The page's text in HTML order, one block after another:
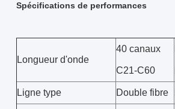
Spécifications de performances
Longueur d'onde
40 canaux
C21-C60
Ligne type Double fibre